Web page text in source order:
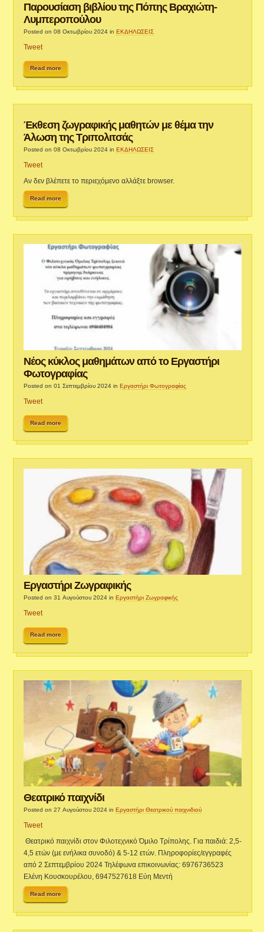
Παρουσίαση βιβλίου της Πόπης Βραχιώτη-
Λυμπεροπούλου
Posted on 08 Οκτωβρίου 2024 in ΕΚΔΗΛΩΣΕΙΣ
Tweet
Read more
Έκθεση ζωγραφικής μαθητών με θέμα την
Άλωση της Τριπολιτσάς
Posted on 08 Οκτωβρίου 2024 in ΕΚΔΗΛΩΣΕΙΣ
Tweet
Αν δεν βλέπετε το περιεχόμενο αλλάξτε browser.
Read more
Νέος κύκλος μαθημάτων από το Εργαστήρι
Φωτογραφίας
Posted on 01 Σεπτεμβρίου 2024 in Εργαστήρι Φωτογραφίας
Tweet
Read more
Εργαστήρι Ζωγραφικής
Posted on 31 Αυγούστου 2024 in Εργαστήρι Ζωγραφικής
Tweet
Read more
Θεατρικό παιχνίδι
Posted on 27 Αυγούστου 2024 in Εργαστήρι Θεατρικού παιχνιδιού
Tweet
Θεατρικό παιχνίδι στον Φιλοτεχνικό Όμιλο Τρίπολης. Για παιδιά: 2,5-
4,5 ετών (με ενήλικα συνοδό) & 5-12 ετών. Πληροφορίες/εγγραφές
από 2 Σεπτεμβρίου 2024 Τηλέφωνα επικοινωνίας: 6976736523
Ελένη Κουσκουρέλου, 6947527618 Εύη Μεντή
Read more